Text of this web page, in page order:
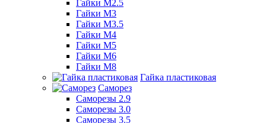
Гайки М2.5
Гайки М3
Гайки М3.5
Гайки М4
Гайки М5
Гайки М6
Гайки М8
Гайка пластиковая
Саморез
Саморезы 2.9
Саморезы 3.0
Саморезы 3.5